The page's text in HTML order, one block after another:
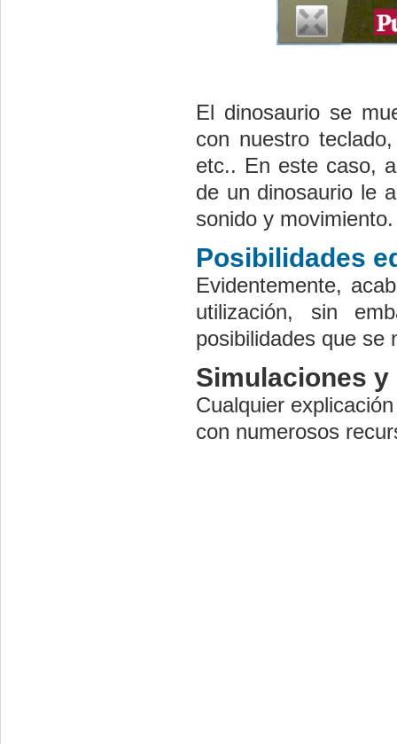
El dinosaurio se
con nuestro
etc.. En este caso,
de un dinosaurio le
sonido y movimiento.
Posibilidades
Evidentemente,
utilización, sin
posibilidades que se
Simulaciones
Cualquier
con numerosos